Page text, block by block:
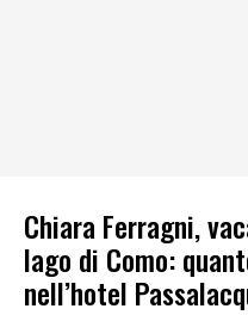
Chiara Ferragni,
lago di Como:
nell’hotel